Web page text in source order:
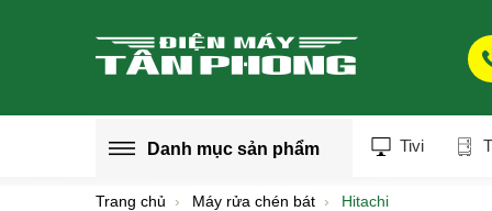
Tivi
Danh mục sản phẩm
Trang chủ Máy rửa chén bát Hitachi